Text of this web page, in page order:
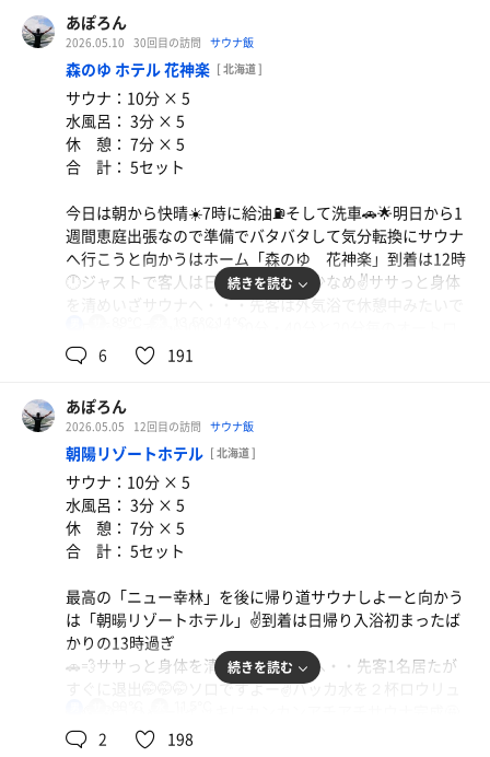
セルフでモール泉を２杯ロウリュ💦💦温度計80℃ながらア
チアチ熱気が全身に降りかかり10分でgive upからの水風
呂は出てすぐ横🤭実測12.5℃でキンキン✌️シングルが欲し
かったけど充分冷え冷え🥶からの外気浴はデッキの作りが
最高👍👍👍ベッド3つにベンチ👍👍👍もちろんベットで十
勝川を観ながら😵‍💫😵‍💫😵‍💫日差しも👍風も👍あとはオレの鼻
水🤧🤧🤧😮‍💨とりあえず3セット繰返して初アタック終了
☑️チョイ部屋にて休憩してからいざ夕食バイキング
水はおさまらなく何食べても味がわからない😖😖😖残念な
バイキングタイムでした。
部屋でしばし休憩してから21時半に第2ラウンド‼️大浴場は
空き空き🈳サウナも貸し切り✌️３セット繰返してサ活終了
おやすみなさい💤💤💤
追記：久しぶりのマウ活最高でしたよ😊炭酸は感じるけど
味わからなかった😭早く鼻詰まり治ってくれーー🙏🙏🙏
あぽろん
2026.05.10 30回目の訪問 サウナ飯
森のゆ ホテル 花神楽 [ 北海道 ]
サウナ：10分 × 5
水風呂： 3分 × 5
休 憩： 7分 × 5
合 計： 5セット
今日は朝から快晴☀️7時に給油⛽️そして洗車🚗🌟明日から1
週間恵庭出張なので準備でバタバタして気分転換にサウナ
へ行こうと向かうはホーム「森のゆ 花神楽」到着は12時
🕛ジャストで客人は日曜日にしては少なめ✌️ササっと身体
を清めいざサウナへ・・・先客は外気浴で休憩中みたいで
ウリュが発動するとイッキに湿度上昇☝️アチアチです。さ
蒸され退出🏃‍♂️‍➡️水風呂は13℃チョイと冷え冷え‼️クールダ
ウンも完璧👌からの外気浴は上段のアディロンにてまたま
だ真っ白な大雪山連峰を眺めながら😵‍💫😵‍💫😵‍💫露天風呂の周
りにはこの時期特有のトカゲ🦎が3匹遊びに来てましたよ
😱😱😱トカゲと一緒に日光浴🌞最高でした😊😃
あっと言う間に5セット完了✅涼しい風🌪️と広大な大雪山
系を眺めながらは感動した🥹
明日から出張頑張りまぁ〜す👋
く頂きました😋
追記：久々のホームでのマウンテン⛰️いやマウ活‼️最高の
水分補給ありがとさぁ〜ん✌️
続きを読む
6 191
あぽろん
2026.05.05 12回目の訪問 サウナ飯
朝陽リゾートホテル [ 北海道 ]
サウナ：10分 × 5
水風呂： 3分 × 5
休 憩： 7分 × 5
合 計： 5セット
最高の「ニュー幸林」を後に帰り道サウナしよーと向かう
は「朝暘リゾートホテル」✌️到着は日帰り入浴初まったば
かりの13時過ぎ
🚗💨ササっと身体を清めいざサウナへ・・先客1名居たが
すぐに退出🤭🤭🤭ソロですよー✌️ハッカ水を２杯ロウリュ
肌に突き刺さるように熱気が降り注ぎ滝汗ダラダラです🥵
続きを読む
2 198